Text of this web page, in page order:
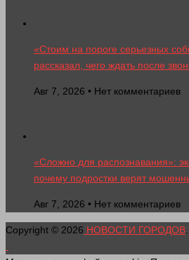
«Стоим на пороге серьезных
рассказал, чего ждать после
Авг 7, 2026 • Нет комментариев
«Сложно для распознавания»:
почему подростки верят
Авг 7, 2026 • Нет комментариев
Copyright © 2026 НОВОСТИ ГОРОДОВ